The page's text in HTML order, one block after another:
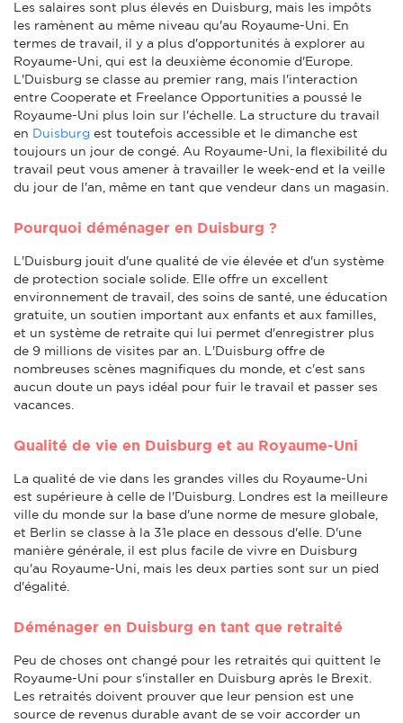
Les salaires sont plus élevés en Duisburg, mais les impôts
les ramènent au même niveau qu'au Royaume-Uni. En
termes de travail, il y a plus d'opportunités à explorer au
Royaume-Uni, qui est la deuxième économie d'Europe.
L'Duisburg se classe au premier rang, mais l'interaction
entre Cooperate et Freelance Opportunities a poussé le
Royaume-Uni plus loin sur l'échelle. La structure du travail
en Duisburg est toutefois accessible et le dimanche est
toujours un jour de congé. Au Royaume-Uni, la flexibilité du
travail peut vous amener à travailler le week-end et la veille
du jour de l'an, même en tant que vendeur dans un magasin.
Pourquoi déménager en Duisburg ?
L'Duisburg jouit d'une qualité de vie élevée et d'un système
de protection sociale solide. Elle offre un excellent
environnement de travail, des soins de santé, une éducation
gratuite, un soutien important aux enfants et aux familles,
et un système de retraite qui lui permet d'enregistrer plus
de 9 millions de visites par an. L'Duisburg offre de
nombreuses scènes magnifiques du monde, et c'est sans
aucun doute un pays idéal pour fuir le travail et passer ses
vacances.
Qualité de vie en Duisburg et au Royaume-Uni
La qualité de vie dans les grandes villes du Royaume-Uni
est supérieure à celle de l'Duisburg. Londres est la meilleure
ville du monde sur la base d'une norme de mesure globale,
et Berlin se classe à la 31e place en dessous d'elle. D'une
manière générale, il est plus facile de vivre en Duisburg
qu'au Royaume-Uni, mais les deux parties sont sur un pied
d'égalité.
Déménager en Duisburg en tant que retraité
Peu de choses ont changé pour les retraités qui quittent le
Royaume-Uni pour s'installer en Duisburg après le Brexit.
Les retraités doivent prouver que leur pension est une
source de revenus durable avant de se voir accorder un